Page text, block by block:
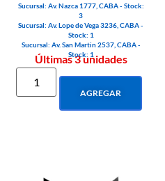
Sucursal: Av. Nazca 1777, CABA - Stock:
3
Sucursal: Av. Lope de Vega 3236, CABA -
Stock: 1
Sucursal: Av. San Martin 2537, CABA -
Stock: 1
Últimas 3 unidades
AGREGAR